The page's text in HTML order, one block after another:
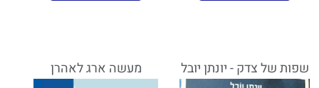
שפות של צדק - יונתן יובל מעשה ארג לאהרן